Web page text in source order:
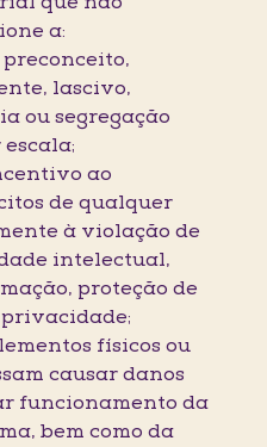
a:
preconceito,
lascivo,
ou segregação
ao
de qualquer
à violação de
intelectual,
proteção de
físicos ou
causar danos
funcionamento da
bem como da